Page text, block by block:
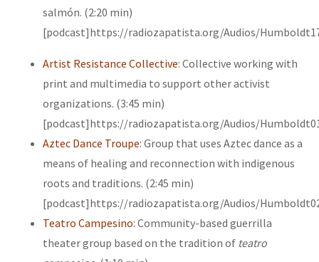
salmón. (2:20 min)
[podcast]https://radiozapatista.org/Audios/
Artist Resistance Collective: Collective working with
print and multimedia to support other activist
organizations. (3:45 min)
[podcast]https://radiozapatista.org/Audios/
Aztec Dance Troupe: Group that uses Aztec dance as a
means of healing and reconnection with indigenous
roots and traditions. (2:45 min)
[podcast]https://radiozapatista.org/Audios/
Teatro Campesino: Community-based guerrilla
theater group based on the tradition of teatro